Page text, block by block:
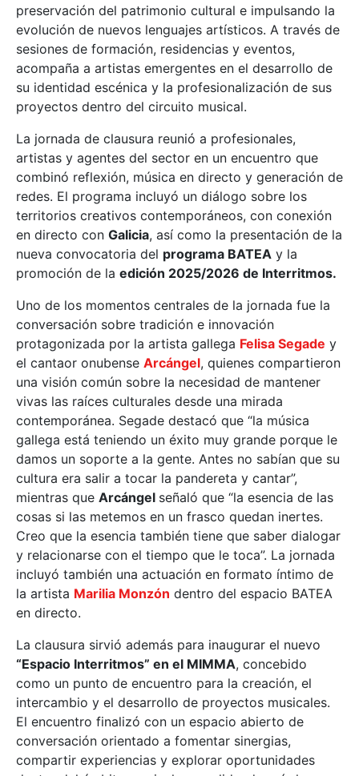
preservación del patrimonio cultural e impulsando la
evolución de nuevos lenguajes artísticos. A través de
sesiones de formación, residencias y eventos,
acompaña a artistas emergentes en el desarrollo de
su identidad escénica y la profesionalización de sus
proyectos dentro del circuito musical.
La jornada de clausura reunió a profesionales,
artistas y agentes del sector en un encuentro que
combinó reflexión, música en directo y generación de
redes. El programa incluyó un diálogo sobre los
territorios creativos contemporáneos, con conexión
en directo con Galicia, así como la presentación de la
nueva convocatoria del programa BATEA y la
promoción de la edición 2025/2026 de Interritmos.
Uno de los momentos centrales de la jornada fue la
conversación sobre tradición e innovación
protagonizada por la artista gallega Felisa Segade y
el cantaor onubense Arcángel, quienes compartieron
una visión común sobre la necesidad de mantener
vivas las raíces culturales desde una mirada
contemporánea. Segade destacó que “la música
gallega está teniendo un éxito muy grande porque le
damos un soporte a la gente. Antes no sabían que su
cultura era salir a tocar la pandereta y cantar”,
mientras que Arcángel señaló que “la esencia de las
cosas si las metemos en un frasco quedan inertes.
Creo que la esencia también tiene que saber dialogar
y relacionarse con el tiempo que le toca”. La jornada
incluyó también una actuación en formato íntimo de
la artista Marilia Monzón dentro del espacio BATEA
en directo.
La clausura sirvió además para inaugurar el nuevo
“Espacio Interritmos” en el MIMMA, concebido
como un punto de encuentro para la creación, el
intercambio y el desarrollo de proyectos musicales.
El encuentro finalizó con un espacio abierto de
conversación orientado a fomentar sinergias,
compartir experiencias y explorar oportunidades